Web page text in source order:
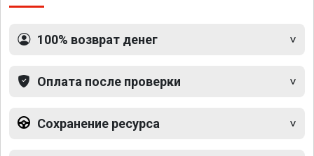
100% возврат денег
Оплата после проверки
Сохранение ресурса